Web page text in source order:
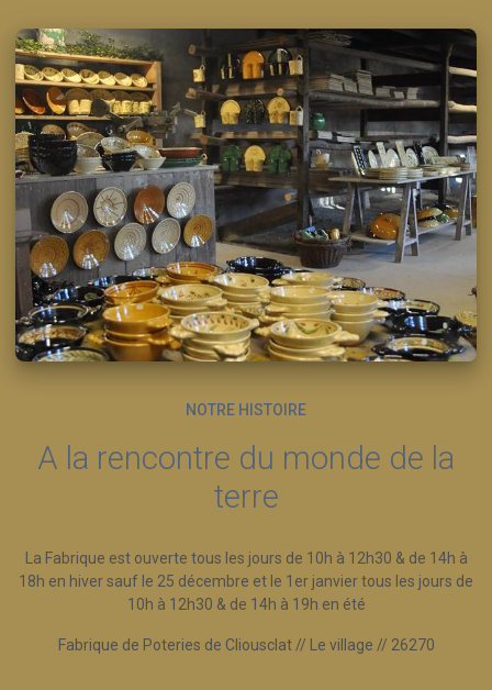
NOTRE HISTOIRE
A la rencontre du monde de la
terre
La Fabrique est ouverte tous les jours de 10h à 12h30 & de 14h à
18h en hiver sauf le 25 décembre et le 1er janvier tous les jours de
10h à 12h30 & de 14h à 19h en été
Fabrique de Poteries de Cliousclat // Le village // 26270